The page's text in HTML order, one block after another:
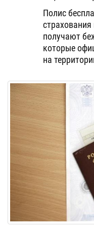
Полис
получают
которые
на